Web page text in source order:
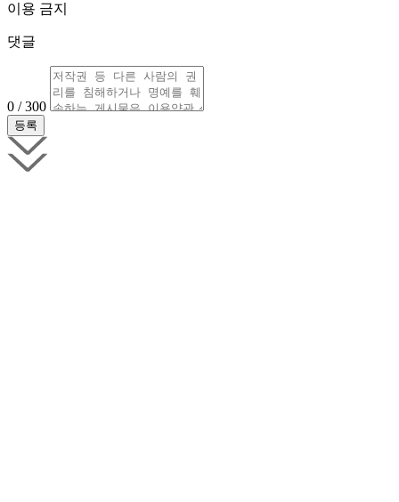
이용 금지
댓글
0 / 300